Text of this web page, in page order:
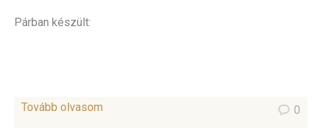
Párban készült:
Tovább olvasom 0